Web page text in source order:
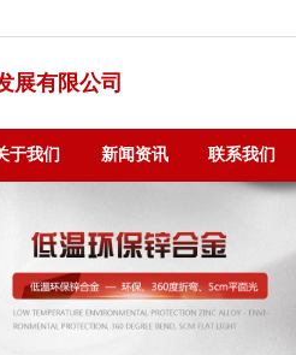
展有限公司
于我们 新闻资讯 联系我们